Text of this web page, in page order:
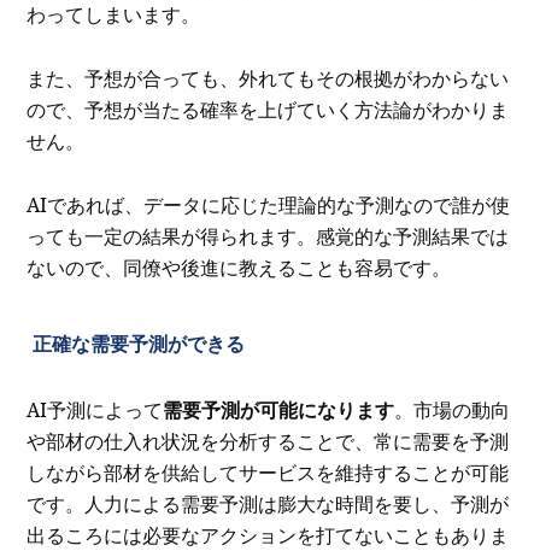
わってしまいます。
また、予想が合っても、外れてもその根拠がわからない
ので、予想が当たる確率を上げていく方法論がわかりま
せん。
AIであれば、データに応じた理論的な予測なので誰が使
っても一定の結果が得られます。感覚的な予測結果では
ないので、同僚や後進に教えることも容易です。
正確な需要予測ができる
AI予測によって需要予測が可能になります。市場の動向
や部材の仕入れ状況を分析することで、常に需要を予測
しながら部材を供給してサービスを維持することが可能
です。人力による需要予測は膨大な時間を要し、予測が
出るころには必要なアクションを打てないこともありま